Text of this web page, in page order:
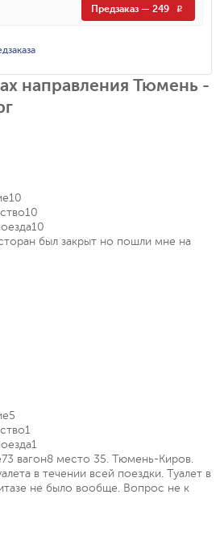
Предзаказ — 249 R
направления Тюмень -
10
10
10
был закрыт но пошли мне на
5
1
1
вагон8 место 35. Тюмень-Киров.
в течении всей поездки. Туалет в
не было вообще. Вопрос не к